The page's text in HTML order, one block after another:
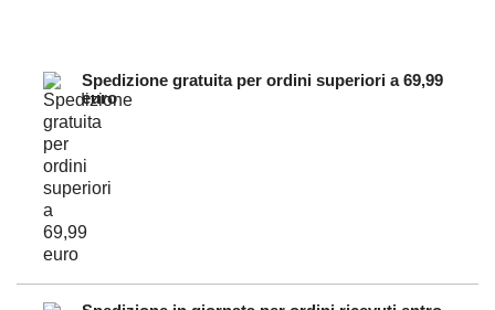
Spedizione gratuita per ordini superiori a 69,99
euro